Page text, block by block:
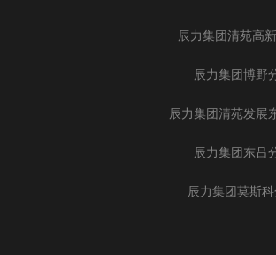
辰力集团清苑高
辰力集团博野
辰力集团清苑发展
辰力集团东吕
辰力集团莫斯